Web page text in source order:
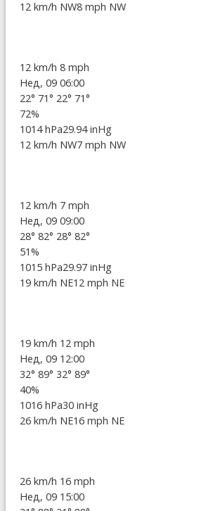
12 km/h NW8 mph NW
12 km/h 8 mph
Нед, 09 06:00
22° 71° 22° 71°
72%
1014 hPa29.94 inHg
12 km/h NW7 mph NW
12 km/h 7 mph
Нед, 09 09:00
28° 82° 28° 82°
51%
1015 hPa29.97 inHg
19 km/h NE12 mph NE
19 km/h 12 mph
Нед, 09 12:00
32° 89° 32° 89°
40%
1016 hPa30 inHg
26 km/h NE16 mph NE
26 km/h 16 mph
Нед, 09 15:00